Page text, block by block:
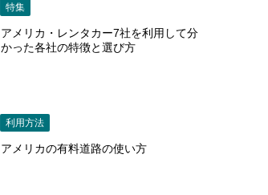
特集
アメリカ・レンタカー7社を利用して分
かった各社の特徴と選び方
利用方法
アメリカの有料道路の使い方